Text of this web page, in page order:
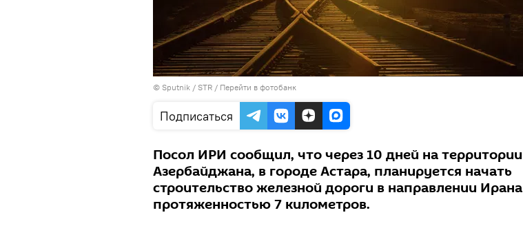
© Sputnik / STR / Перейти в фотобанк
Подписаться
Посол ИРИ сообщил, что через 10 дней на территории
Азербайджана, в городе Астара, планируется начать
строительство железной дороги в направлении Ирана
протяженностью 7 километров.